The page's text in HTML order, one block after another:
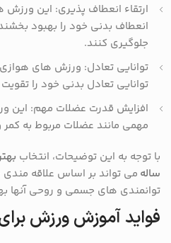
ارتقاء انعطاف پذیری: این
انعطاف بدنی خود را بهبود
جلوگیری کنند.
توانایی تعادل: ورزش های
توانایی تعادل بدنی خود را
افزایش قدرت عضلات مهم: این
مهمی مانند عضلات مربوط به
با توجه به این توضیحات، انتخاب
ساله می تواند بر اساس علاقه مندی
توانمندی های جسمی و روحی آنها
فواید آموزش ورزش